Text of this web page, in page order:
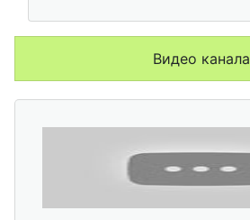
Видео канала